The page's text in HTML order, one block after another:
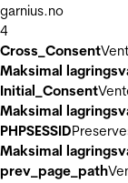
garnius.no
4
Cross_Consent
Maksimal
Initial_Consent
Maksimal
PHPSESSID
Maksimal
prev_page_path